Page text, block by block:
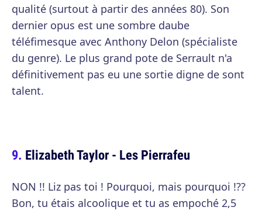
qualité (surtout à partir des années 80). Son
dernier opus est une sombre daube
téléfimesque avec Anthony Delon (spécialiste
du genre). Le plus grand pote de Serrault n'a
définitivement pas eu une sortie digne de sont
talent.
Elizabeth Taylor - Les Pierrafeu
NON !! Liz pas toi ! Pourquoi, mais pourquoi !??
Bon, tu étais alcoolique et tu as empoché 2,5